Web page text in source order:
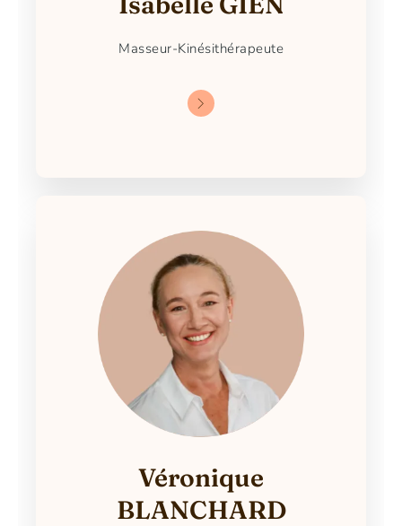
Masseur-Kinésithérapeute
Véronique
BLANCHARD